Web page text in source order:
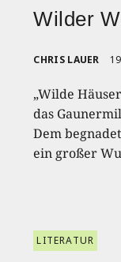
Wilder
CHRIS LAUER
„Wilde
das
Dem
ein großer
LITERATUR